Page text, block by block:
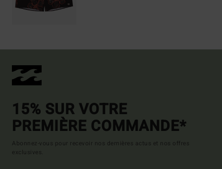
15% SUR VOTRE
PREMIÈRE COMMANDE*
Abonnez-vous pour recevoir nos dernières actus et nos offres
exclusives.